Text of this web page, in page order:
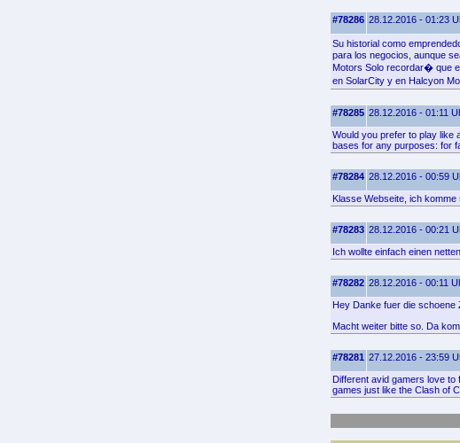
#78286 28.12.2016 - 01:23
Su historial como
para los negocios, aunque
Motors Solo recordar� que
en SolarCity y en Halcyon
#78285 28.12.2016 - 01:11
Would you prefer to play like
bases for any purposes: for
#78284 28.12.2016 - 00:59
Klasse Webseite, ich komme
#78283 28.12.2016 - 00:21
Ich wollte einfach einen
#78282 28.12.2016 - 00:11
Hey Danke fuer die schoene
Macht weiter bitte so. Da
#78281 27.12.2016 - 23:59
Different avid gamers love
games just like the Clash of